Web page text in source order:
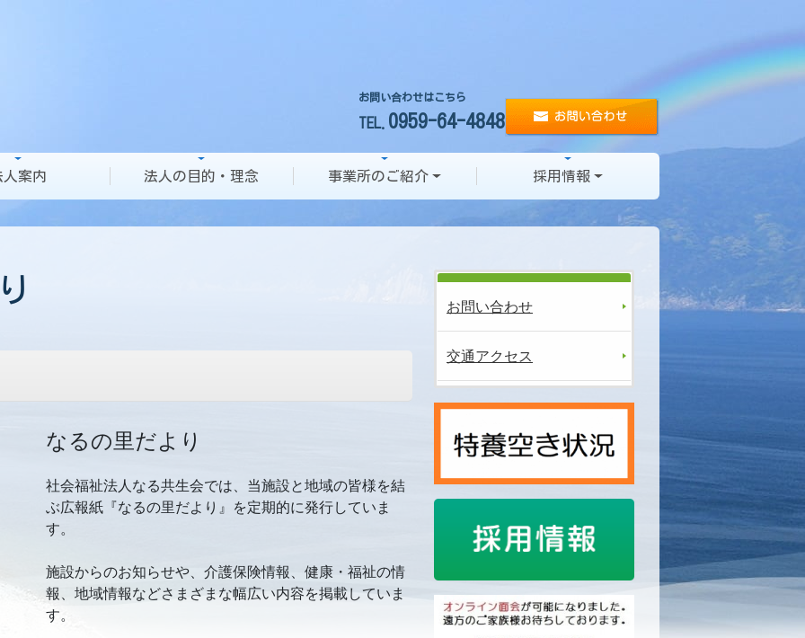
お問い合わせはこちら
TEL. 0959-64-4848
人案内 法人の目的・理念 事業所のご紹介 採用情報
なるの里だより
社会福祉法人なる共生会では、当施設と地域の皆様を結
ぶ広報紙『なるの里だより』を定期的に発行していま
す。
施設からのお知らせや、介護保険情報、健康・福祉の情
報、地域情報などさまざまな幅広い内容を掲載していま
す。
お問い合わせ
交通アクセス